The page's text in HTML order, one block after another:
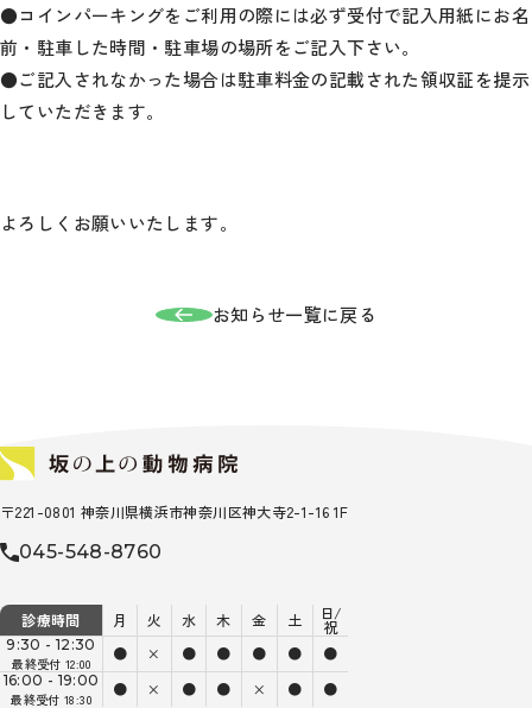
●コインパーキングをご利用の際には必ず受付で記入用紙にお名
前・駐車した時間・駐車場の場所をご記入下さい。
●ご記入されなかった場合は駐車料金の記載された領収証を提示
していただきます。
よろしくお願いいたします。
お知らせ一覧に戻る
〒221-0801 神奈川県横浜市神奈川区神大寺2-1-16 1F
045-548-8760
診療時間 月 火 水 木 金 土 日/
祝
9:30 - 12:30
最終受付 12:00
● × ● ● ● ● ●
16:00 - 19:00
最終受付 18:30
● × ● ● × ● ●